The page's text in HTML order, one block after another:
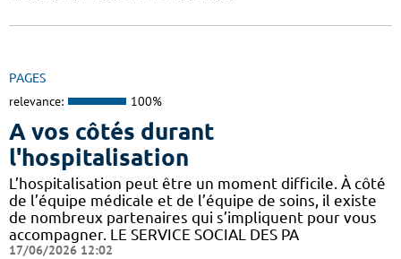
PAGES
relevance: 100%
A vos côtés durant
l'hospitalisation
L’hospitalisation peut être un moment difficile. À côté
de l’équipe médicale et de l’équipe de soins, il existe
de nombreux partenaires qui s’impliquent pour vous
accompagner. LE SERVICE SOCIAL DES PA
17/06/2026 12:02